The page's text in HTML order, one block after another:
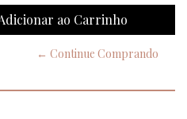
← Continue Comprando